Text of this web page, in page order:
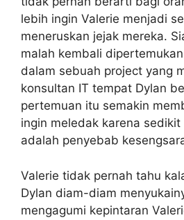
lebih ingin Valerie menjadi
meneruskan jejak mereka.
malah kembali
dalam sebuah project yang
konsultan IT tempat Dylan
pertemuan itu semakin
ingin meledak karena sedikit
adalah penyebab
Valerie tidak pernah tahu
Dylan diam-diam
mengagumi kepintaran